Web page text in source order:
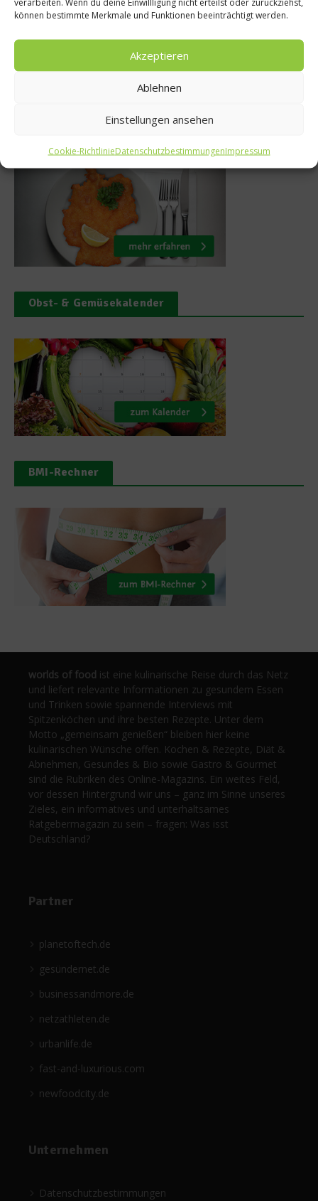
können bestimmte Merkmale und Funktionen beeinträchtigt werden.
Akzeptieren
Ablehnen
Einstellungen ansehen
Cookie-RichtlinieDatenschutzbestimmungenImpressum
Food Messe in
Obst- & Gemüsekalender
BMI-Rechner
worlds of food ist eine kulinarische Reise durch das Netz
und liefert relevante Informationen zu gesundem Essen
und Trinken sowie spannende Interviews mit
Spitzenköchen und ihre besten Rezepte. Unter dem
Motto „gemeinsam genießen“ bleiben hier keine
kulinarischen Wünsche offen. Kochen & Rezepte, Diät &
Abnehmen, Gesundes & Bio sowie Gastro & Gourmet
sind die Rubriken des Online-Magazins. Ein weites Feld,
vor dessen Hintergrund wir uns – ganz im Sinne unseres
Zieles, ein informatives und unterhaltsames
Ratgebermagazin zu sein – fragen: Was isst
Deutschland?
Partner
planetoftech.de
gesündernet.de
businessandmore.de
netzathleten.de
urbanlife.de
fast-and-luxurious.com
newfoodcity.de
Unternehmen
Datenschutzbestimmungen